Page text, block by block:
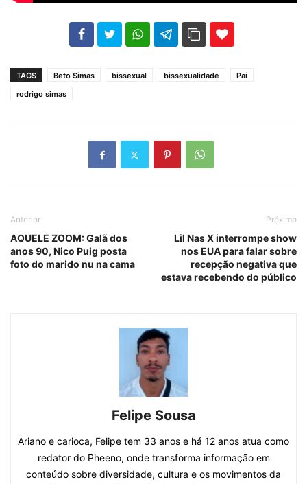
102 35
TAGS Beto Simas bissexual bissexualidade
Pai
rodrigo simas
Anterior
AQUELE ZOOM: Galã dos
anos 90, Nico Puig posta
foto do marido nu na cama
Próximo
Lil Nas X interrompe show
nos EUA para falar sobre
recepção negativa que
estava recebendo do público
Felipe Sousa
Ariano e carioca, Felipe tem 33 anos e há 12 anos atua como
redator do Pheeno, onde transforma informação em
conteúdo sobre diversidade, cultura e os movimentos da